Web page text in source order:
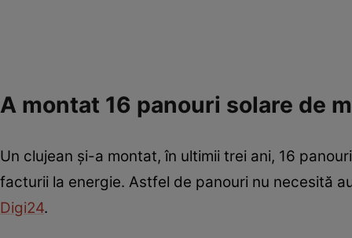
A montat 16 panouri solare de
Un clujean și-a montat, în ultimii trei ani, 16
facturii la energie. Astfel de panouri nu necesită
Digi24.